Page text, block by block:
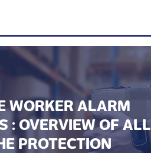
WORKER ALARM
: OVERVIEW OF ALL
PROTECTION